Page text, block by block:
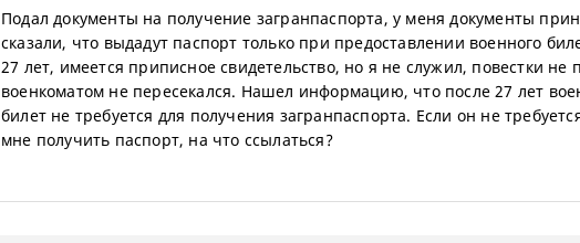
Подал документы на получение загранпаспорта, у меня документы
сказали, что выдадут паспорт только при предоставлении военного
27 лет, имеется приписное свидетельство, но я не служил, повестки не
военкоматом не пересекался. Нашел информацию, что после 27 лет
билет не требуется для получения загранпаспорта. Если он не
мне получить паспорт, на что ссылаться?